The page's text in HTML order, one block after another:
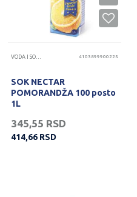
VODA I SOKOVI 4103899900225
SOK NECTAR
POMORANDŽA 100 posto
1L
345,55 RSD
414,66 RSD